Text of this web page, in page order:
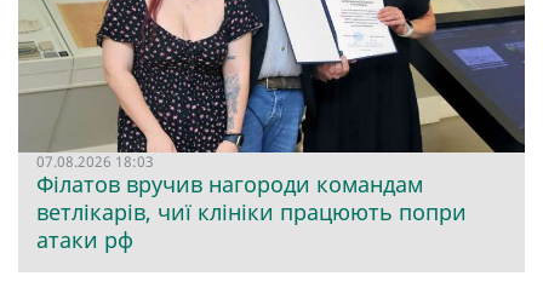
07.08.2026 18:03
Філатов вручив нагороди командам
ветлікарів, чиї клініки працюють попри
атаки рф